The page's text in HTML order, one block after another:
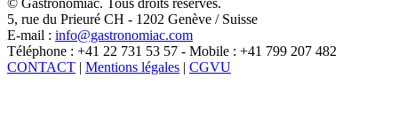
© Gastronomiac. Tous droits réservés.
5, rue du Prieuré CH - 1202 Genève / Suisse
E-mail : info@gastronomiac.com
Téléphone : +41 22 731 53 57 - Mobile : +41 799 207 482
CONTACT | Mentions légales | CGVU